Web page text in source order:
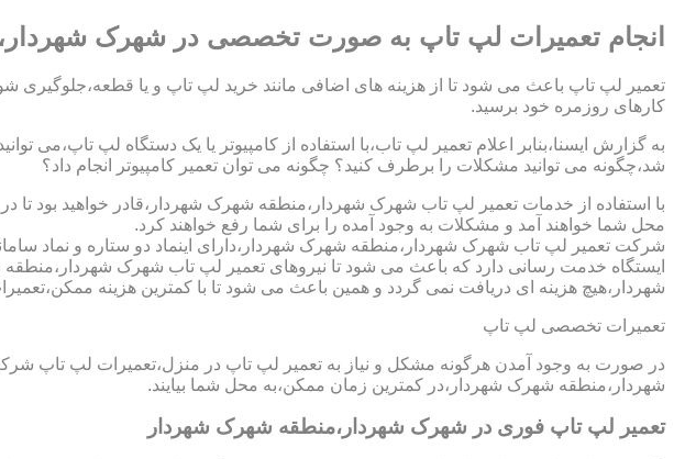
انجام تعمیرات لپ تاپ به صورت تخصصی در شهرک
تعمیر لپ تاپ باعث می شود تا از هزینه های اضافی مانند خرید لپ تاپ و یا قطعه،جلوگیری
کارهای روزمره خود برسید.
به گزارش ایسنا،بنابر اعلام تعمیر لپ تاب،با استفاده از کامپیوتر یا یک دستگاه لپ
شد،چگونه می توانید مشکلات را برطرف کنید؟ چگونه می توان تعمیر کامپیوتر انجام داد؟
با استفاده از خدمات تعمیر لپ تاب شهرک شهردار،منطقه شهرک شهردار،قادر خواهید بود
محل شما خواهند آمد و مشکلات به وجود آمده را برای شما رفع خواهند کرد.
ایستگاه خدمت رسانی دارد که باعث می شود تا نیروهای تعمیر لپ تاب شهرک
شهردار،هیچ هزینه ای دریافت نمی گردد و همین باعث می شود تا با کمترین هزینه
تعمیرات تخصصی لپ تاپ
در صورت به وجود آمدن هرگونه مشکل و نیاز به تعمیر لپ تاپ در منزل،تعمیرات لپ تاپ
شهردار،منطقه شهرک شهردار،در کمترین زمان ممکن،به محل شما بیایند.
تعمیر لپ تاپ فوری در شهرک شهردار،منطقه شهرک شهردار